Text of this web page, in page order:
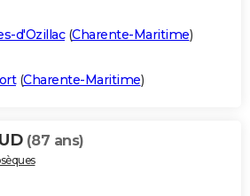
d'Ozillac(Charente-Maritime)
(Charente-Maritime)
(87 ans)